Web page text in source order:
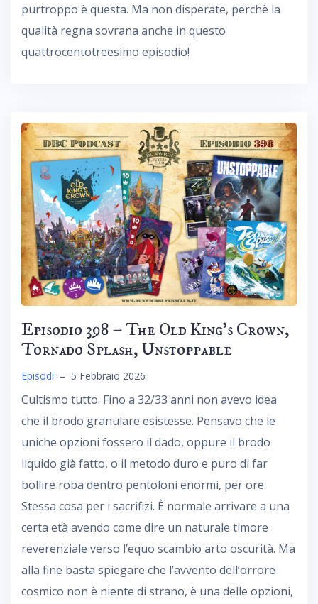
purtroppo è questa. Ma non disperate, perchè la
qualità regna sovrana anche in questo
quattrocentotreesimo episodio!
Episodio 398 – The Old King’s Crown,
Tornado Splash, Unstoppable
Episodi – 5 Febbraio 2026
Cultismo tutto. Fino a 32/33 anni non avevo idea
che il brodo granulare esistesse. Pensavo che le
uniche opzioni fossero il dado, oppure il brodo
liquido già fatto, o il metodo duro e puro di far
bollire roba dentro pentoloni enormi, per ore.
Stessa cosa per i sacrifizi. È normale arrivare a una
certa età avendo come dire un naturale timore
reverenziale verso l’equo scambio arto oscurità. Ma
alla fine basta spiegare che l’avvento dell’orrore
cosmico non è niente di strano, è una delle opzioni,